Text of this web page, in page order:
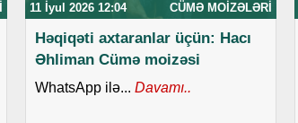
11 İyul 2026 12:04 CÜMƏ MOIZƏLƏRI
Həqiqəti axtaranlar üçün: Hacı
Əhliman Cümə moizəsi
WhatsApp ilə... Davamı..